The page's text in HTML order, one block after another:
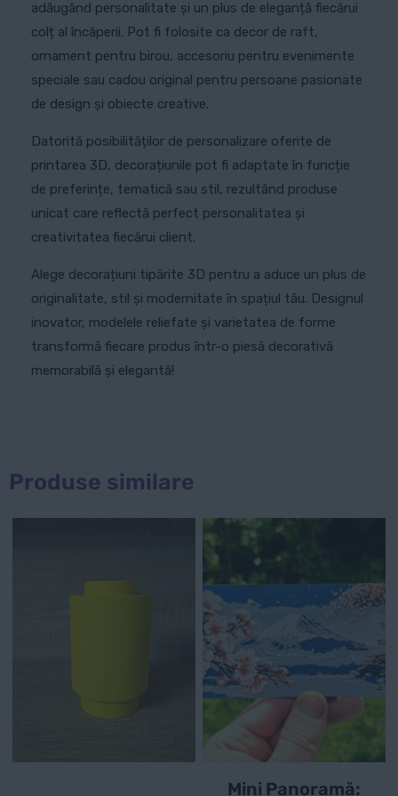
adăugând personalitate și un plus de eleganță fiecărui
colț al încăperii. Pot fi folosite ca decor de raft,
ornament pentru birou, accesoriu pentru evenimente
speciale sau cadou original pentru persoane pasionate
de design și obiecte creative.
Datorită posibilităților de personalizare oferite de
printarea 3D, decorațiunile pot fi adaptate în funcție
de preferințe, tematică sau stil, rezultând produse
unicat care reflectă perfect personalitatea și
creativitatea fiecărui client.
Alege decorațiuni tipărite 3D pentru a aduce un plus de
originalitate, stil și modernitate în spațiul tău. Designul
inovator, modelele reliefate și varietatea de forme
transformă fiecare produs într-o piesă decorativă
memorabilă și elegantă!
Produse similare
Mini Panoramă: